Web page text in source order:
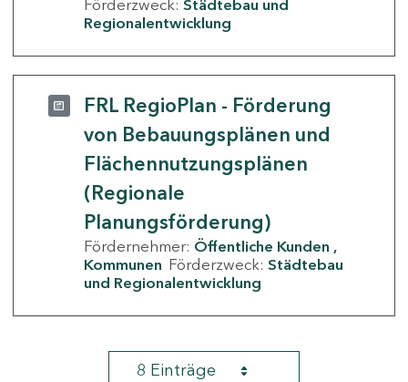
Förderzweck: Städtebau und
Regionalentwicklung
FRL RegioPlan - Förderung
von Bebauungsplänen und
Flächennutzungsplänen
(Regionale
Planungsförderung)
Fördernehmer: Öffentliche Kunden
Kommunen Förderzweck: Städtebau
und Regionalentwicklung
8 Einträge